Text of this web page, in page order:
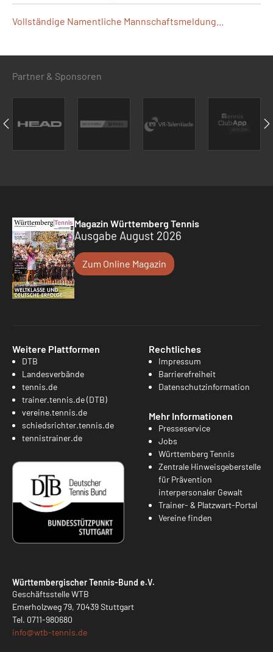
Vollständige Namentliche Mannschaftsmeldung...
Partner & Sponsoren
Magazin Württemberg Tennis
Ausgabe August 2026
Zum Online Magazin
Weitere Plattformen
DTB
Landesverbände
tennis.de
trainer.tennis.de (DTB)
vereine.tennis.de
schiedsrichter.tennis.de
tennistrainer.de
Rechtliches
Impressum
Barrierefreiheit
Datenschutzinformation
Mehr Informationen
Presseservice
Jobs
Württemberg Tennis
Zentrale Hinweisgeberstelle
für Prävention
interpersonaler Gewalt
Trainer- & Platzwart-Portal
Vereine finden
Württembergischer Tennis-Bund e.V.
Geschäftsstelle WTB
Emerholzweg 79, 70439 Stuttgart
Tel. 0711-980680
info@wtb-tennis.de